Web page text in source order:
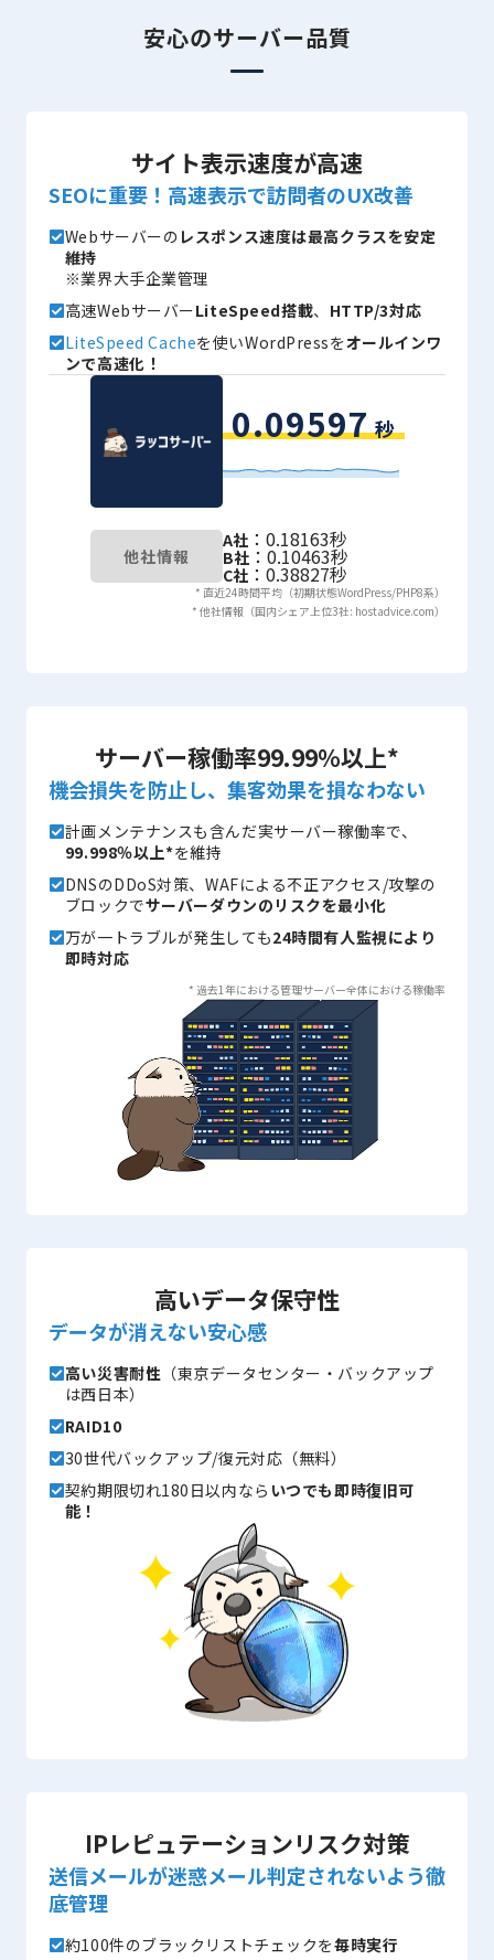
安心のサーバー品質
サイト表示速度が高速
SEOに重要！高速表示で訪問者のUX改善
Webサーバーの レスポンス速度は最高クラスを安定
維持
※業界大手企業管理
高速WebサーバーLiteSpeed搭載、 HTTP/3対応
LiteSpeed Cacheを使いWordPressをオールインワ
ンで高速化！
0.09597秒
他社情報
A社 ：0.18163秒
B社：0.10463秒
C社 ：0.38827秒
* 直近24時間平均（初期状態WordPress/PHP8系）
* 他社情報（国内シェア上位3社: hostadvice.com）
サーバー稼働率99.99％以上*
機会損失を防止し、集客効果を損なわない
計画メンテナンスも含んだ実サーバー稼働率で、
99.998％以上*を維持
DNSのDDoS対策、WAFによる不正アクセス/攻撃の
ブロックでサーバーダウンのリスクを最小化
万が一トラブルが発生しても24時間有人監視により
即時対応
* 過去1年における管理サーバー全体における稼働率
高いデータ保守性
データが消えない安心感
高い災害耐性 （東京データセンター・バックアップ
は西日本）
RAID10
30世代バックアップ/復元対応（無料）
契約期限切れ180日以内なら いつでも即時復旧可
能！
IPレピュテーションリスク対策
送信メールが迷惑メール判定されないよう徹
底管理
約100件のブラックリストチェックを毎時実行